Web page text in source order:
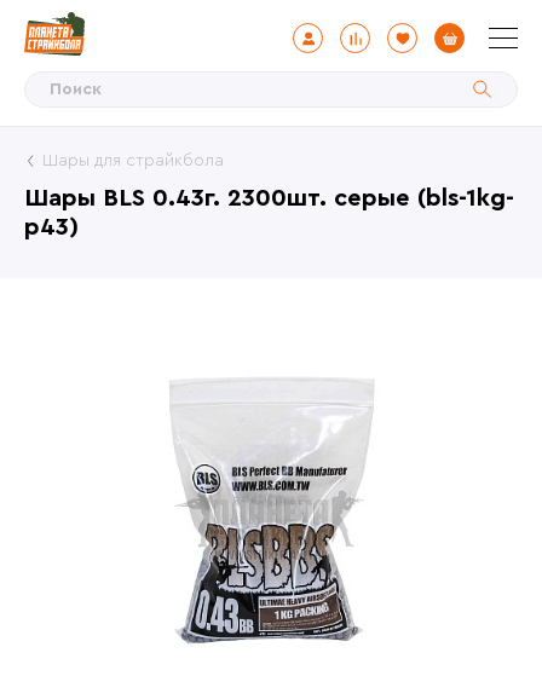
Шары BLS 0.43г. 2300шт. серые (bls-1kg-
p43)
Шары для страйкбола